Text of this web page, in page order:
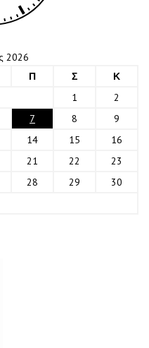
2026
Π Σ
Κ
1
2
7 8
9
14 15
16
21 22
23
28 29
30